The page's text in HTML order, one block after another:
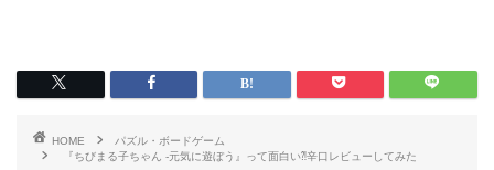
HOME
パズル・ボードゲーム
『ちびまる子ちゃん -元気に遊ぼう』って面白い⁈辛口レビューしてみた